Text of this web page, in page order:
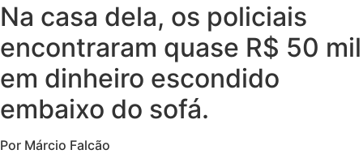
Na casa dela, os policiais
encontraram quase R$ 50 mil
em dinheiro escondido
embaixo do sofá.
Por Márcio Falcão